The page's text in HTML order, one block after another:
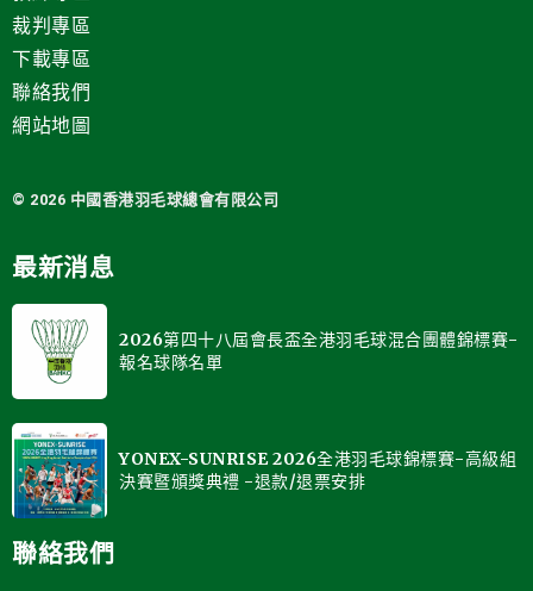
裁判專區
下載專區
聯絡我們
網站地圖
© 2026 中國 香港羽毛球總會有限公司
最新消息
2026第四十八屆會長盃全港羽毛球混合團體錦標賽-
報名球隊名單
YONEX-SUNRISE 2026全港羽毛球錦標賽-高級組
決賽暨頒獎典禮 -退款/退票安排
聯絡我們